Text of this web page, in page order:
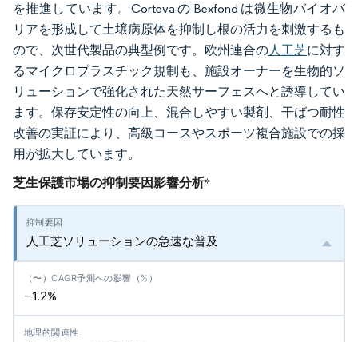
を推進しています。Corteva の Bexfond は微生物バイオバ
リアを形成して土壌病原体を抑制し根の活力を刺激するも
ので、次世代製品の典型例です。欧州連合の人工芝に対す
るマイクロプラスチック規制も、施設オーナーを生物的ソ
リューションで強化された天然サーフェスへと誘導してい
ます。保存安定性の向上、混合しやすい製剤、干ばつ耐性
改善の実証により、高級コースやスポーツ複合施設での採
用が拡大しています。
芝生保護市場の抑制要因影響分析*
人工芝ソリューションの急速な普及
−1.2%